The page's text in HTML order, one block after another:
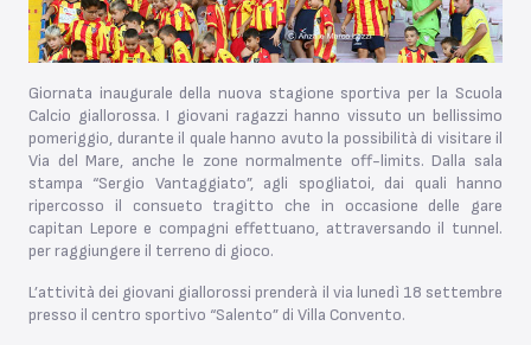
Giornata inaugurale della nuova stagione sportiva per la Scuola
Calcio giallorossa. I giovani ragazzi hanno vissuto un bellissimo
pomeriggio, durante il quale hanno avuto la possibilità di visitare il
Via del Mare, anche le zone normalmente off-limits. Dalla sala
stampa “Sergio Vantaggiato”, agli spogliatoi, dai quali hanno
ripercosso il consueto tragitto che in occasione delle gare
capitan Lepore e compagni effettuano, attraversando il tunnel.
per raggiungere il terreno di gioco.
L’attività dei giovani giallorossi prenderà il via lunedì 18 settembre
presso il centro sportivo “Salento” di Villa Convento.